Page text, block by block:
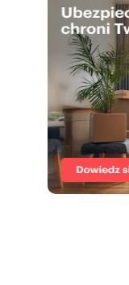
Website:
Looking for a
in the
Discover the
investment!
Numer
Nr licencji